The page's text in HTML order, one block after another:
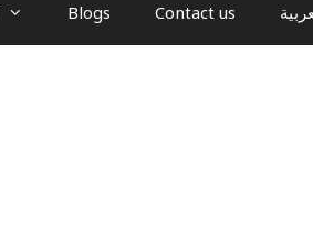
Blogs Contact us